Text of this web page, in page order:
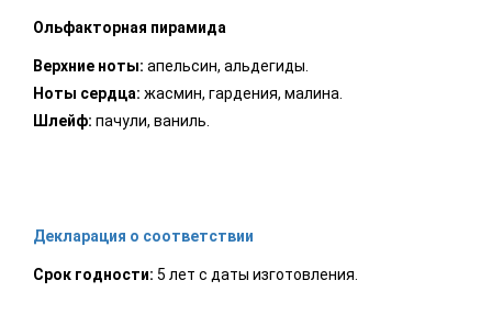
Ольфакторная пирамида
Верхние ноты: апельсин, альдегиды.
Ноты сердца: жасмин, гардения, малина.
Шлейф: пачули, ваниль.
Декларация о соответствии
Срок годности: 5 лет с даты изготовления.